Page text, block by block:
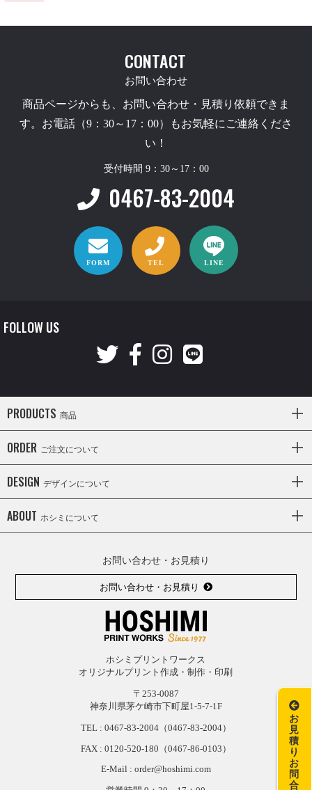
お
見
積
り
お
問
合
CONTACT
お問い合わせ
商品ページからも、お問い合わせ・見積り依頼できま
す。お電話（9：30～17：00）もお気軽にご連絡くださ
い！
受付時間 9：30～17：00
0467-83-2004
FORM TEL LINE
FOLLOW US
PRODUCTS 商品
ORDER ご注文について
DESIGN デザインについて
ABOUT ホシミについて
お問い合わせ・お見積り
お問い合わせ・お見積り
ホシミプリントワークス
オリジナルプリント作成・制作・印刷
〒253-0087
神奈川県茅ケ崎市下町屋1-5-7-1F
TEL : 0467-83-2004（0467-83-2004）
FAX : 0120-520-180（0467-86-0103）
E-Mail : order@hoshimi.com